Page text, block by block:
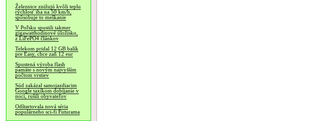
Železnice znižujú kvôli teplu
rýchlosť iba na 50 km/h,
spôsobuje to meškanie
V Poľsku spustili takmer
gigawatthodinové úložisko,
z LiFePO4 článkov
Telekom pridal 12 GB balík
pre Easy, chce zaň 12 eur
Spustená výroba flash
pamäte s novým najvyšším
počtom vrstiev
Súd zakázal samojazdiacim
Google taxíkom dobíjanie v
noci, rušili obyvateľov
Odštartovala nová séria
populárneho sci-fi Futurama